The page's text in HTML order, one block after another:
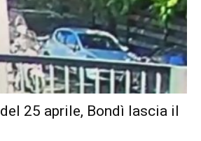
25 aprile, Bondì lascia il